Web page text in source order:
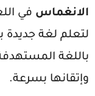
الانغماس في
لتعلم لغة جديدة
باللغة
وإتقانها بسرعة.